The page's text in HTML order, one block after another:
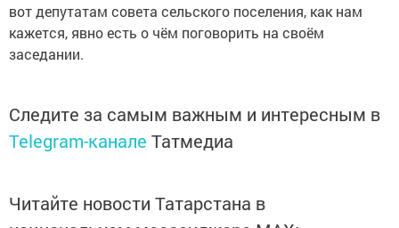
вот депутатам совета сельского поселения, как нам
кажется, явно есть о чём поговорить на своём
заседании.
Следите за самым важным и интересным в
Telegram-канале Татмедиа
Читайте новости Татарстана в